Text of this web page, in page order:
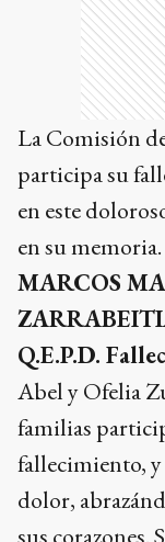
La Comisión
participa su
en este
en su memoria.
MARCOS
Q.E.P.D.
Abel y Ofelia
familias
fallecimiento, y
dolor,
sus corazones.